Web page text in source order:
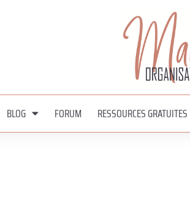
BLOG FORUM RESSOURCES GRATUITES